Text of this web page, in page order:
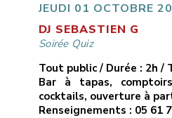
JEUDI 01 OCTOBRE
DJ SEBASTIEN G
Soirée Quiz
Tout public / Durée : 2h /
Bar à tapas,
cocktails, ouverture à
Renseignements : 05 61